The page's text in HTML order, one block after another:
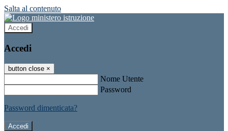
Salta al contenuto
Accedi
Accedi
button close ×
Nome Utente
Password
Password dimenticata?